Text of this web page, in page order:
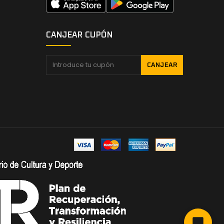
CANJEAR CUPÓN
CANJEAR